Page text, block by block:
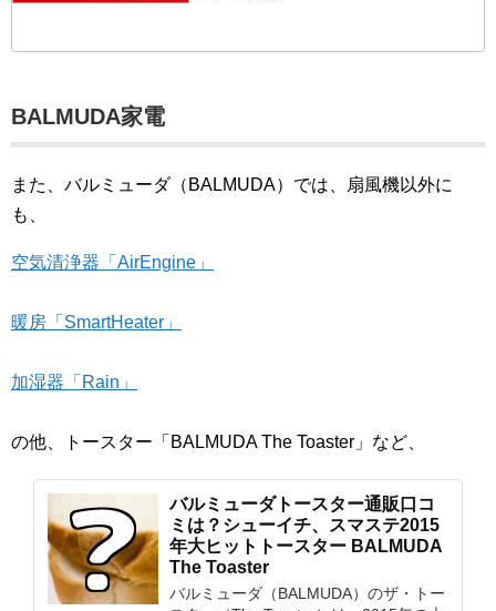
BALMUDA家電
また、バルミューダ（BALMUDA）では、扇風機以外に
も、
空気清浄器「AirEngine」
暖房「SmartHeater」
加湿器「Rain」
の他、トースター「BALMUDA The Toaster」など、
バルミューダトースター通販口コ
ミは？シューイチ、スマステ2015
年大ヒットトースター BALMUDA
The Toaster
バルミューダ（BALMUDA）のザ・トー